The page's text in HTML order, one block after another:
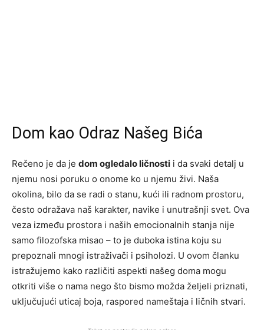
Dom kao Odraz Našeg Bića
Rečeno je da je dom ogledalo ličnosti i da svaki detalj u
njemu nosi poruku o onome ko u njemu živi. Naša
okolina, bilo da se radi o stanu, kući ili radnom prostoru,
često odražava naš karakter, navike i unutrašnji svet. Ova
veza između prostora i naših emocionalnih stanja nije
samo filozofska misao – to je duboka istina koju su
prepoznali mnogi istraživači i psiholozi. U ovom članku
istražujemo kako različiti aspekti našeg doma mogu
otkriti više o nama nego što bismo možda željeli priznati,
uključujući uticaj boja, raspored nameštaja i ličnih stvari.